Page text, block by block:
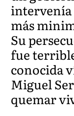
intervenía
más
Su
fue
conocida
Miguel
quemar